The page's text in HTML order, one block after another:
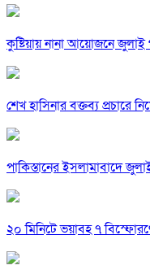
কুষ্টিয়ায় নানা আয়োজনে
শেখ হাসিনার বক্তব্য প্রচারে
পাকিস্তানের ইসলামাবাদে
২০ মিনিটে ভয়াবহ ৭